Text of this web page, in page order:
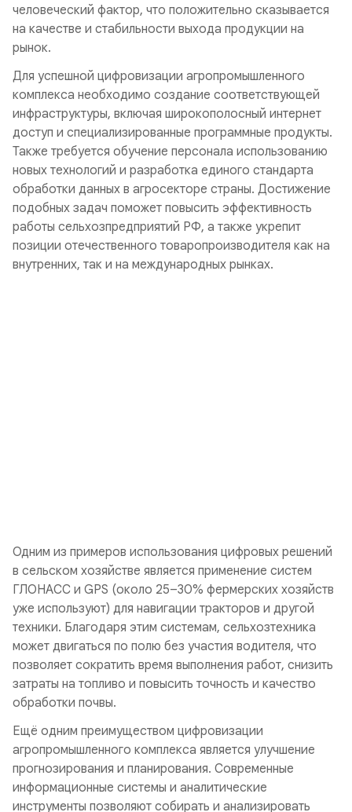
человеческий фактор, что положительно сказывается
на качестве и стабильности выхода продукции на
рынок.
Для успешной цифровизации агропромышленного
комплекса необходимо создание соответствующей
инфраструктуры, включая широкополосный интернет
доступ и специализированные программные продукты.
Также требуется обучение персонала использованию
новых технологий и разработка единого стандарта
обработки данных в агросекторе страны. Достижение
подобных задач поможет повысить эффективность
работы сельхозпредприятий РФ, а также укрепит
позиции отечественного товаропроизводителя как на
внутренних, так и на международных рынках.
Одним из примеров использования цифровых решений
в сельском хозяйстве является применение систем
ГЛОНАСС и GPS (около 25–30% фермерских хозяйств
уже используют) для навигации тракторов и другой
техники. Благодаря этим системам, сельхозтехника
может двигаться по полю без участия водителя, что
позволяет сократить время выполнения работ, снизить
затраты на топливо и повысить точность и качество
обработки почвы.
Ещё одним преимуществом цифровизации
агропромышленного комплекса является улучшение
прогнозирования и планирования. Современные
информационные системы и аналитические
инструменты позволяют собирать и анализировать